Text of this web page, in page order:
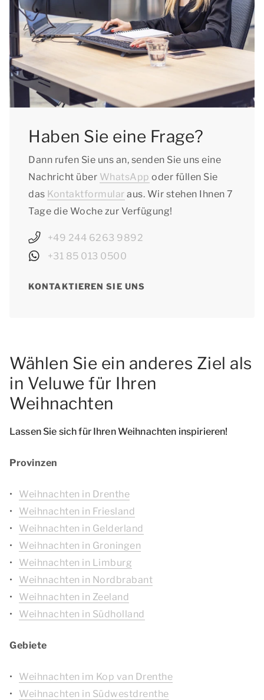
Haben Sie eine Frage?
Dann rufen Sie uns an, senden Sie uns eine
Nachricht über WhatsApp oder füllen Sie
das Kontaktformular aus. Wir stehen Ihnen 7
Tage die Woche zur Verfügung!
+49 244 6263 9892
+31 85 013 0500
KONTAKTIEREN SIE UNS
Wählen Sie ein anderes Ziel als
in Veluwe für Ihren
Weihnachten
Lassen Sie sich für Ihren Weihnachten inspirieren!
Provinzen
Weihnachten in Drenthe
Weihnachten in Friesland
Weihnachten in Gelderland
Weihnachten in Groningen
Weihnachten in Limburg
Weihnachten in Nordbrabant
Weihnachten in Zeeland
Weihnachten in Südholland
Gebiete
Weihnachten im Kop van Drenthe
Weihnachten in Südwestdrenthe